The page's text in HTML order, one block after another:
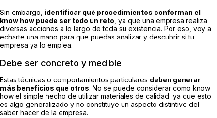
Sin embargo, identificar qué procedimientos conforman el
know how puede ser todo un reto , ya que una empresa realiza
diversas acciones a lo largo de toda su existencia. Por eso, voy a
echarte una mano para que puedas analizar y descubrir si tu
empresa ya lo emplea.
Debe ser concreto y medible
Estas técnicas o comportamientos particulares deben generar
más beneficios que otros. No se puede considerar como know
how el simple hecho de utilizar materiales de calidad, ya que esto
es algo generalizado y no constituye un aspecto distintivo del
saber hacer de la empresa.